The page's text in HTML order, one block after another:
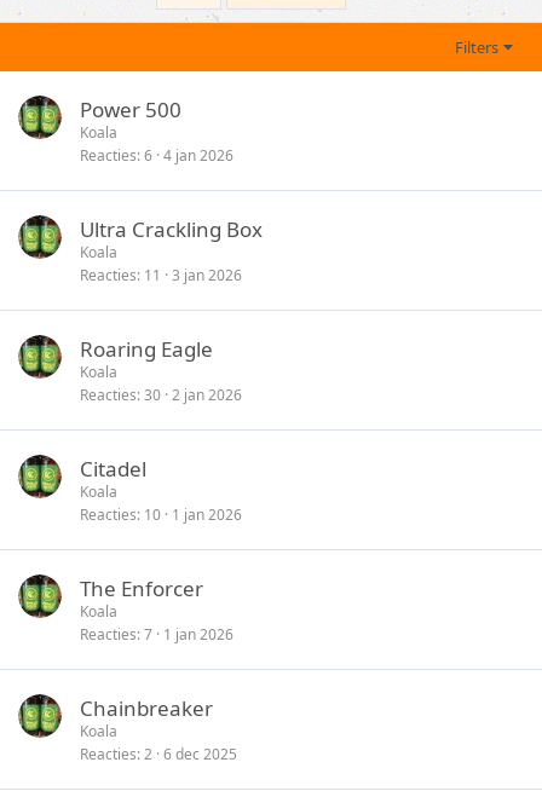
Filters
Power 500
Koala
Reacties 6 4 jan 2026
Ultra Crackling Box
Koala
Reacties 11 3 jan 2026
Roaring Eagle
Koala
Reacties 30 2 jan 2026
Citadel
Koala
Reacties 10 1 jan 2026
The Enforcer
Koala
Reacties 7 1 jan 2026
Chainbreaker
Koala
Reacties 2 6 dec 2025